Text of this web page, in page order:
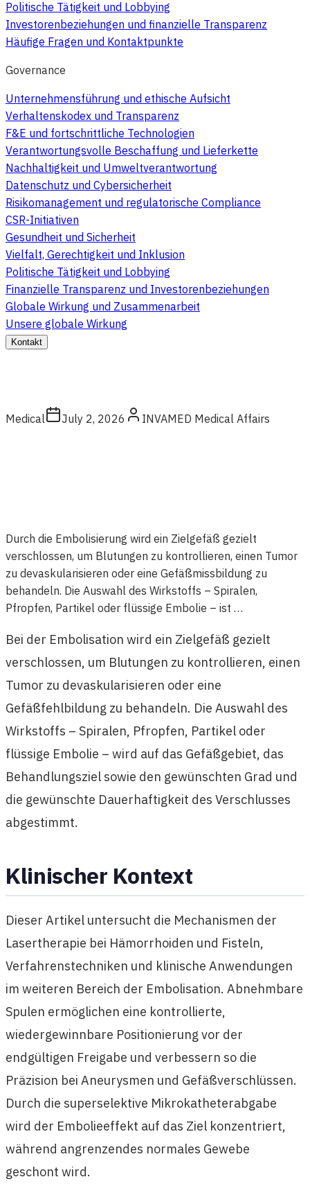
Politische Tätigkeit und Lobbying
Investorenbeziehungen und finanzielle Transparenz
Häufige Fragen und Kontaktpunkte
Governance
Unternehmensführung und ethische Aufsicht
Verhaltenskodex und Transparenz
F&E und fortschrittliche Technologien
Verantwortungsvolle Beschaffung und Lieferkette
Nachhaltigkeit und Umweltverantwortung
Datenschutz und Cybersicherheit
Risikomanagement und regulatorische Compliance
CSR-Initiativen
Gesundheit und Sicherheit
Vielfalt, Gerechtigkeit und Inklusion
Politische Tätigkeit und Lobbying
Finanzielle Transparenz und Investorenbeziehungen
Globale Wirkung und Zusammenarbeit
Unsere globale Wirkung
Kontakt
Medical July 2, 2026 INVAMED Medical Affairs
Durch die Embolisierung wird ein Zielgefäß gezielt
verschlossen, um Blutungen zu kontrollieren, einen Tumor
zu devaskularisieren oder eine Gefäßmissbildung zu
behandeln. Die Auswahl des Wirkstoffs – Spiralen,
Pfropfen, Partikel oder flüssige Embolie – ist …
Bei der Embolisation wird ein Zielgefäß gezielt
verschlossen, um Blutungen zu kontrollieren, einen
Tumor zu devaskularisieren oder eine
Gefäßfehlbildung zu behandeln. Die Auswahl des
Wirkstoffs – Spiralen, Pfropfen, Partikel oder
flüssige Embolie – wird auf das Gefäßgebiet, das
Behandlungsziel sowie den gewünschten Grad und
die gewünschte Dauerhaftigkeit des Verschlusses
abgestimmt.
Klinischer Kontext
Dieser Artikel untersucht die Mechanismen der
Lasertherapie bei Hämorrhoiden und Fisteln,
Verfahrenstechniken und klinische Anwendungen
im weiteren Bereich der Embolisation. Abnehmbare
Spulen ermöglichen eine kontrollierte,
wiedergewinnbare Positionierung vor der
endgültigen Freigabe und verbessern so die
Präzision bei Aneurysmen und Gefäßverschlüssen.
Durch die superselektive Mikrokatheterabgabe
wird der Embolieeffekt auf das Ziel konzentriert,
während angrenzendes normales Gewebe
geschont wird.